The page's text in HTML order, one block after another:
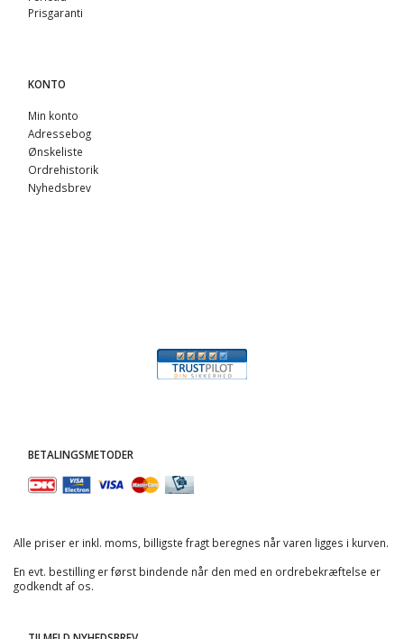
Prisgaranti
KONTO
Min konto
Adressebog
Ønskeliste
Ordrehistorik
Nyhedsbrev
BETALINGSMETODER
Alle priser er inkl. moms, billigste fragt beregnes når varen ligges i kurven.
En evt. bestilling er først bindende når den med en ordrebekræftelse er
godkendt af os.